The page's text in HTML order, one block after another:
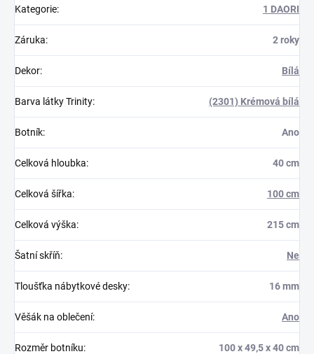
Kategorie: 1 DAORI
Záruka: 2 roky
Dekor: Bílá
Barva látky Trinity: (2301) Krémová bílá
Botník: Ano
Celková hloubka: 40 cm
Celková šířka: 100 cm
Celková výška: 215 cm
Šatní skříň: Ne
Tloušťka nábytkové desky: 16 mm
Věšák na oblečení: Ano
Rozměr botníku: 100 x 49,5 x 40 cm